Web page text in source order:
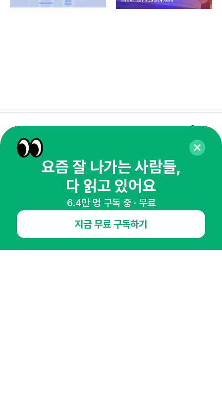
매주 화요일 아침,
마케팅 감각을 깨워 드릴게요!
65,043명의 마케터를 성장시키는 뉴스레터
NHN AD
요즘 잘 나가는 사람들,
다 읽고 있어요
6.4만 명 구독 중 · 무료
지금 무료 구독하기